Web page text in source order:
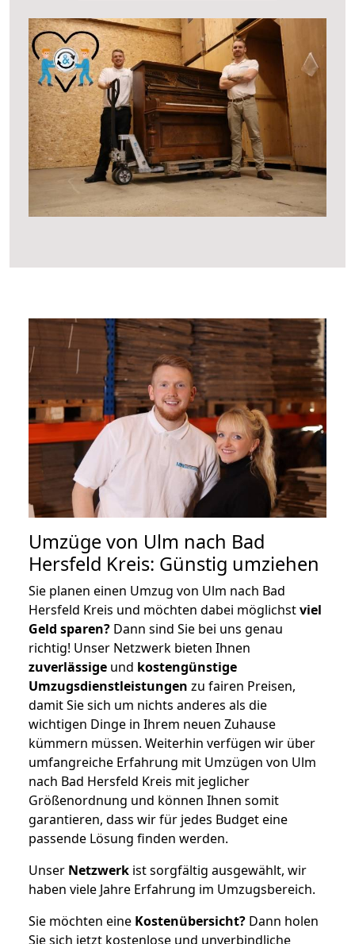
Umzüge von Ulm nach Bad
Hersfeld Kreis: Günstig umziehen
Sie planen einen Umzug von Ulm nach Bad
Hersfeld Kreis und möchten dabei möglichstviel
Geld sparen? Dann sind Sie bei uns genau
richtig! Unser Netzwerk bieten Ihnen
zuverlässige und kostengünstige
Umzugsdienstleistungen zu fairen Preisen,
damit Sie sich um nichts anderes als die
wichtigen Dinge in Ihrem neuen Zuhause
kümmern müssen. Weiterhin verfügen wir über
umfangreiche Erfahrung mit Umzügen von Ulm
nach Bad Hersfeld Kreis mit jeglicher
Größenordnung und können Ihnen somit
garantieren, dass wir für jedes Budget eine
passende Lösung finden werden.
Unser Netzwerk ist sorgfältig ausgewählt, wir
haben viele Jahre Erfahrung im Umzugsbereich.
Sie möchten eine Kostenübersicht? Dann holen
Sie sich jetzt kostenlose und unverbindliche